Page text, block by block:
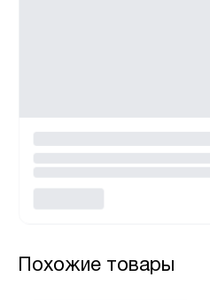
Похожие товары